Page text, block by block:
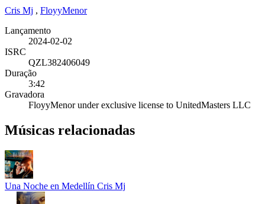
Cris Mj , FloyyMenor
Lançamento
2024-02-02
ISRC
QZL382406049
Duração
3:42
Gravadora
FloyyMenor under exclusive license to UnitedMasters LLC
Músicas relacionadas
Una Noche en Medellín Cris Mj